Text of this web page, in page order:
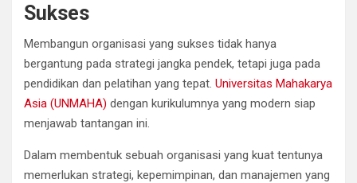
Sukses
Membangun organisasi yang sukses tidak hanya
bergantung pada strategi jangka pendek, tetapi juga pada
pendidikan dan pelatihan yang tepat. Universitas Mahakarya
Asia (UNMAHA) dengan kurikulumnya yang modern siap
menjawab tantangan ini.
Dalam membentuk sebuah organisasi yang kuat tentunya
memerlukan strategi, kepemimpinan, dan manajemen yang